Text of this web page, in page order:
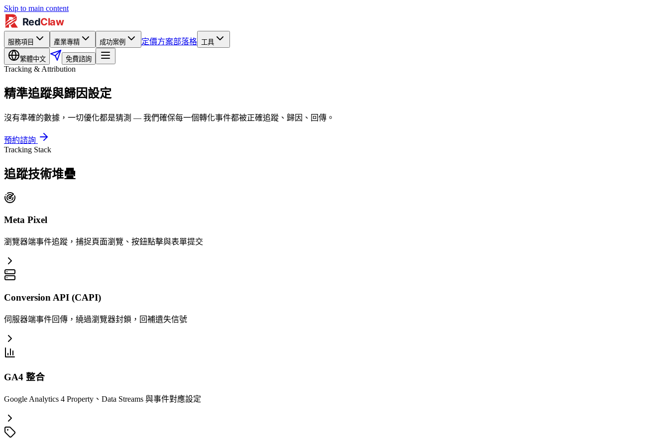
Skip to main content
服務項目 產業專精 成功案例 定價方案部落格 工具
繁體中文 免費諮詢
Tracking & Attribution
精準追蹤與歸因設定
沒有準確的數據，一切優化都是猜測 — 我們確保每一個轉化事件都被正確追蹤、歸因、回傳。
預約諮詢
Tracking Stack
追蹤技術堆疊
Meta Pixel
瀏覽器端事件追蹤，捕捉頁面瀏覽、按鈕點擊與表單提交
Conversion API (CAPI)
伺服器端事件回傳，繞過瀏覽器封鎖，回補遺失信號
GA4 整合
Google Analytics 4 Property、Data Streams 與事件對應設定